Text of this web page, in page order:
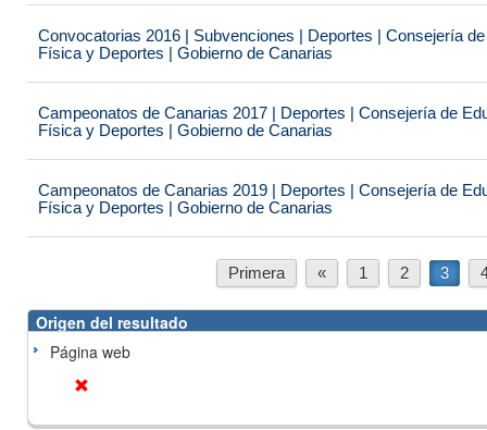
Convocatorias 2016 | Subvenciones | Deportes | Consejería
Física y Deportes | Gobierno de Canarias
Campeonatos de Canarias 2017 | Deportes | Consejería de
Física y Deportes | Gobierno de Canarias
Campeonatos de Canarias 2019 | Deportes | Consejería de
Física y Deportes | Gobierno de Canarias
Primera « 1 2 3
Origen del resultado
Página web